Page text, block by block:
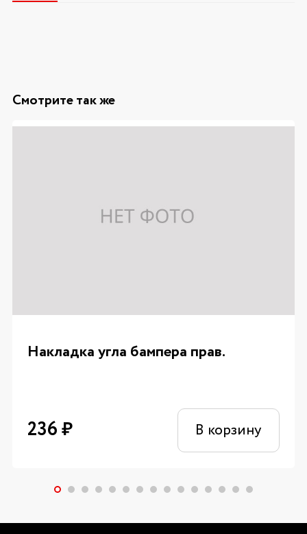
Смотрите так же
Накладка угла бампера прав.
236₽ В корзину